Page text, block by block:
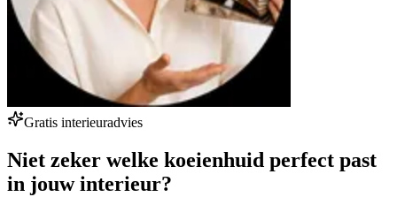
Gratis interieuradvies
Niet zeker welke koeienhuid perfect past
in jouw interieur?